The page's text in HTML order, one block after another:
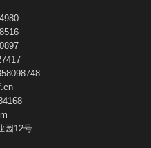
园12号